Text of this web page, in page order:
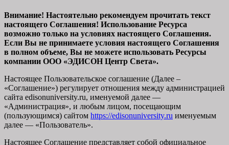
Внимание! Настоятельно рекомендуем прочитать текст
настоящего Соглашения! Использование Ресурса
возможно только на условиях настоящего Соглашения.
Если Вы не принимаете условия настоящего Соглашения
в полном объеме, Вы не можете использовать Ресурсы
компании ООО «ЭДИСОН Центр Света».
Настоящее Пользовательское соглашение (Далее –
«Соглашение») регулирует отношения между администрацией
сайта edisonuniversity.ru, именуемой далее —
«Администрация», и любым лицом, посещающим
(пользующимся) сайтом https://edisonuniversity.ru именуемым
далее — «Пользователь».
Настоящее Соглашение представляет собой официальное